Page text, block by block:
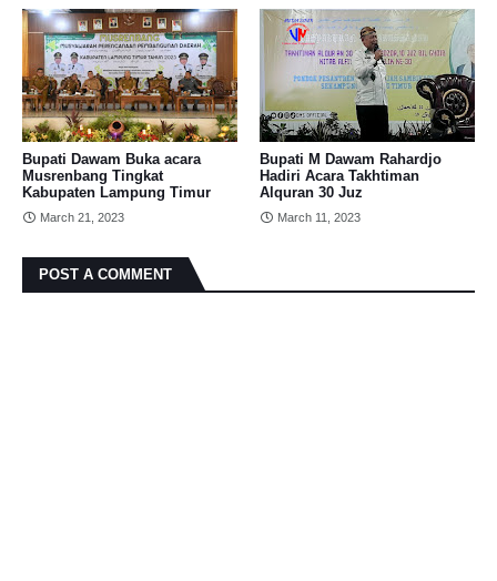
Bupati Dawam Buka acara
Musrenbang Tingkat
Kabupaten Lampung Timur
March 21, 2023
Bupati M Dawam Rahardjo
Hadiri Acara Takhtiman
Alquran 30 Juz
March 11, 2023
POST A COMMENT